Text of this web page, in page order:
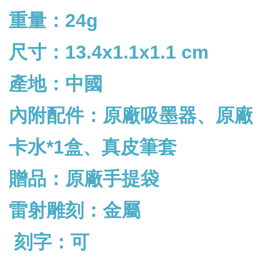
重量：24g
尺寸：13.4x1.1x1.1 cm
產地：中國
內附配件： 原廠吸墨器、原廠
卡水*1盒、真皮筆套
贈品：原廠手提袋
雷射雕刻：金屬
刻字：可